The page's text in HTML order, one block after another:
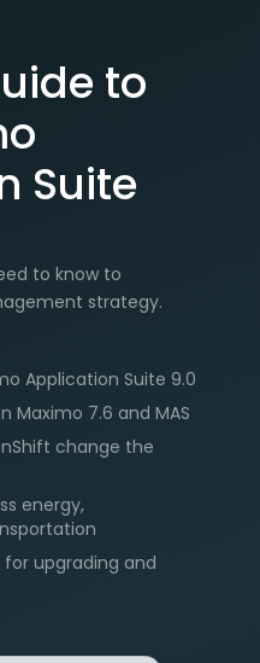
to
Suite
to know to
strategy.
Application Suite 9.0
Maximo 7.6 and MAS
change the
energy,
upgrading and